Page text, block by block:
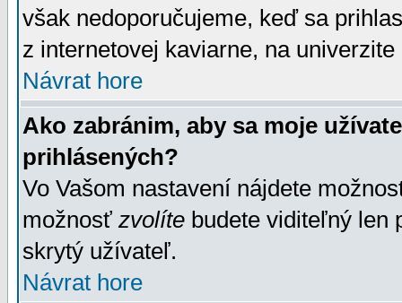
však nedoporučujeme, keď sa
z internetovej kaviarne, na univerzite
Návrat hore
Ako zabránim, aby sa moje
prihlásených?
Vo Vašom nastavení nájdete
možnosť zvolíte budete viditeľný len
skrytý užívateľ.
Návrat hore